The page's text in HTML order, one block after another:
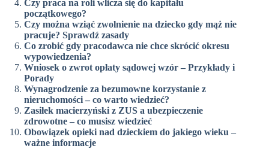
Czy praca na roli wlicza się do kapitału
początkowego?
Czy można wziąć zwolnienie na dziecko gdy mąż nie
pracuje? Sprawdź zasady
Co zrobić gdy pracodawca nie chce skrócić okresu
wypowiedzenia?
Wniosek o zwrot opłaty sądowej wzór – Przykłady i
Porady
Wynagrodzenie za bezumowne korzystanie z
nieruchomości – co warto wiedzieć?
Zasiłek macierzyński z ZUS a ubezpieczenie
zdrowotne – co musisz wiedzieć
Obowiązek opieki nad dzieckiem do jakiego wieku –
ważne informacje